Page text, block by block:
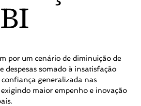
por um cenário de diminuição de
despesas somado à insatisfação
generalizada nas
maior empenho e inovação